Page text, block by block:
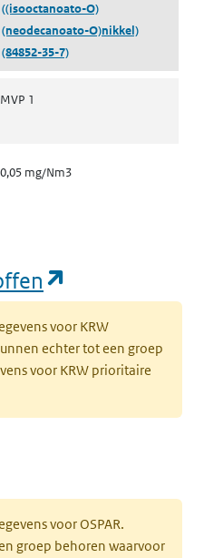
((isooctanoato-O)
(neodecanoato-O)nikkel)
(84852-35-7)
MVP 1
0,05 mg/Nm3
voor KRW
echter tot een groep
voor KRW prioritaire
voor OSPAR.
groep behoren waarvoor